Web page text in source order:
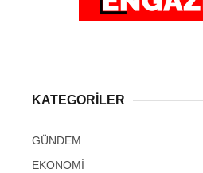
KATEGORİLER
GÜNDEM
EKONOMİ